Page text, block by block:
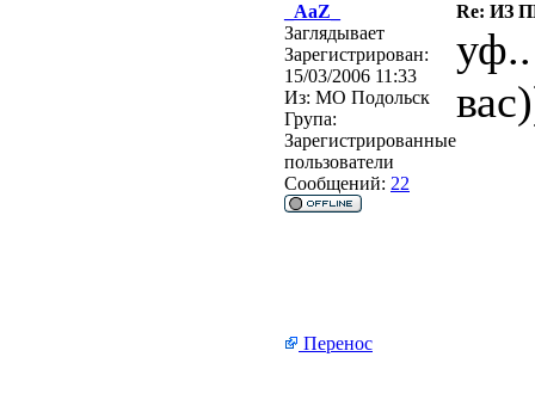
_AaZ_
Re: ИЗ
Заглядывает
Зарегистрирован:
15/03/2006 11:33
Из: МО Подольск
Група:
Зарегистрированные
пользователи
Сообщений: 22
уф..
Перенос